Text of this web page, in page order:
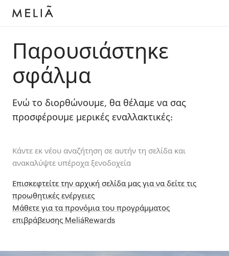
Παρουσιάστηκε
σφάλμα
Ενώ το διορθώνουμε, θα θέλαμε να σας
προσφέρουμε μερικές εναλλακτικές:
Κάντε εκ νέου αναζήτηση σε αυτήν τη σελίδα και
ανακαλύψτε υπέροχα ξενοδοχεία
Επισκεφτείτε την αρχική σελίδα μας για να δείτε τις
προωθητικές ενέργειες
Μάθετε για τα προνόμια του προγράμματος
επιβράβευσης MeliáRewards